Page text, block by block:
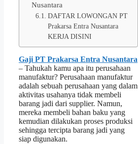
Nusantara
DAFTAR LOWONGAN PT
Prakarsa Entra Nusantara
KERJA DISINI
Gaji PT Prakarsa Entra Nusantara
– Tahukah kamu apa itu perusahaan
manufaktur? Perusahaan manufaktur
adalah sebuah perusahaan yang dalam
aktivitas usahanya tidak membeli
barang jadi dari supplier. Namun,
mereka membeli bahan baku yang
kemudian dilakukan proses produksi
sehingga tercipta barang jadi yang
siap digunakan.